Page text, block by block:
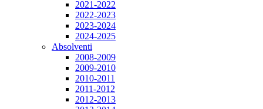
2021-2022
2022-2023
2023-2024
2024-2025
Absolventi
2008-2009
2009-2010
2010-2011
2011-2012
2012-2013